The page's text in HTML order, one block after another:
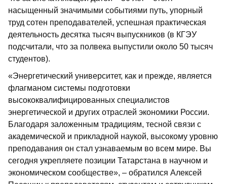
насыщенный значимыми событиями путь, упорный
труд сотен преподавателей, успешная практическая
деятельность десятка тысяч выпускников (в КГЭУ
подсчитали, что за полвека выпустили около 50 тысяч
студентов).
«Энергетический университет, как и прежде, является
флагманом системы подготовки
высококвалифицированных специалистов
энергетической и других отраслей экономики России.
Благодаря заложенным традициям, тесной связи с
академической и прикладной наукой, высокому уровню
преподавания он стал узнаваемым во всем мире. Вы
сегодня укрепляете позиции Татарстана в научном и
экономическом сообществе», – обратился Алексей